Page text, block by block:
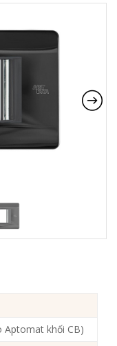
Aptomat khối CB)